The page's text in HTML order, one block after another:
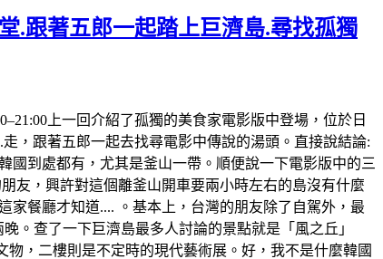
.跟著五郎一起踏上巨濟島.尋找孤獨
上一回介紹了孤獨的美食家電影版中登場，位於日
，跟著五郎一起去找尋電影中傳說的湯頭。直接說結論:
國到處都有，尤其是釜山一帶。順便說一下電影版中的三
友，興許對這個離釜山開車要兩小時左右的島沒有什麼
餐廳才知道.... 。基本上，台灣的朋友除了自駕外，最
。查了一下巨濟島最多人討論的景點就是「風之丘」
，二樓則是不定時的現代藝術展。好，我不是什麼韓國